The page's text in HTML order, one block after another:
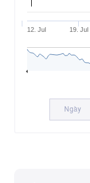
12. Jul 19. Jul
Ngày